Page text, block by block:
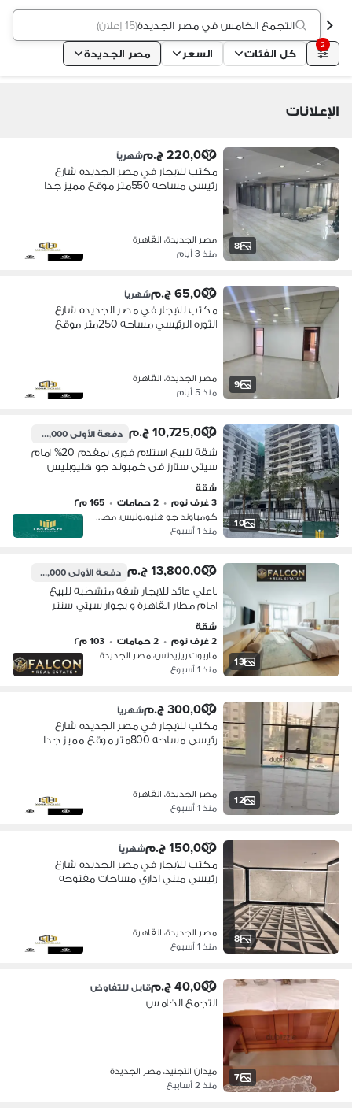
التجمع الخامس في مصر الجديدة(15 إعلان )
2
كل الفئات السعر مصر الجديدة
الإعلانات
8
220,000 ج.م شهرياً
مكتب للايجار في مصر الجديده شارع
رئيسي مساحه 550متر موقع مميز جدا
العالمية 5دقاق مدينه نصر وشيرتون
و15دقيقه التجمع الخامس
مصر الجديدة، القاهرة
منذ 3 أيام
9
65,000 ج.م شهرياً
مكتب للايجار في مصر الجديده شارع
الثوره الرئيسي مساحه 250متر موقع
مصر الجديدة، القاهرة
منذ 5 أيام
10
10,725,000 ج.م دفعة الأولى2,145,000 ج.م
شقة للبيع استلام فورى بمقدم 20% امام
سيتي ستارز فى كمبوند جو هليوبليس
قسط على سنتين و ربع ساعة من التجمع
الخامس
شقة
3 غرف نوم
• 2 حمامات • 165 م٢
كومباوند جو هليوبوليس، مصر الجديدة
منذ 1 أسبوع
13
13,800,000 ج.م دفعة الأولى1,970,000 ج.م
باعلي عائد للايجار شقة متشطبة للبيع
امام مطار القاهرة و بجوار سيتي سنتر
الماظة و دقائق من مدينة نصر وشيراتون
دقائق من التجمع الخامس وتاج
شقة
2 غرف نوم
• 2 حمامات • 103 م٢
ماريوت ريزيدنس، مصر الجديدة
منذ 1 أسبوع
12
300,000 ج.م شهرياً
مكتب للايجار في مصر الجديده شارع
رئيسي مساحه 800متر موقع مميز جدا
مصر الجديدة، القاهرة
منذ 1 أسبوع
8
150,000 ج.م شهرياً
مكتب للايجار في مصر الجديده شارع
رئيسي مبني اداري مساحات مفتوحه
مصر الجديدة، القاهرة
منذ 1 أسبوع
7
40,000 ج.م قابل للتفاوض
التجمع الخامس
ميدان التجنيد، مصر الجديدة
منذ 2 أسابيع